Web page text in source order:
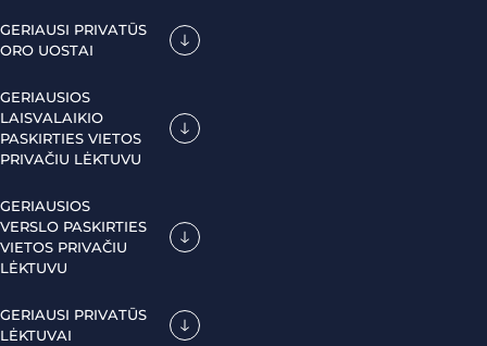
GERIAUSI PRIVATŪS
ORO UOSTAI
GERIAUSIOS
LAISVALAIKIO
PASKIRTIES VIETOS
PRIVAČIU LĖKTUVU
GERIAUSIOS
VERSLO PASKIRTIES
VIETOS PRIVAČIU
LĖKTUVU
GERIAUSI PRIVATŪS
LĖKTUVAI